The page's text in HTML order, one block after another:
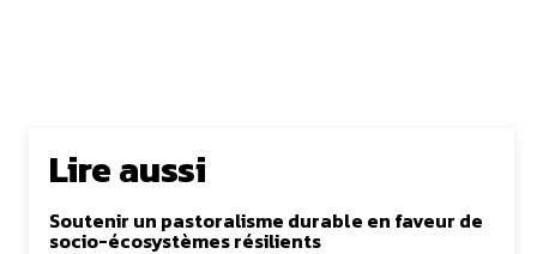
Lire aussi
Soutenir un pastoralisme durable en faveur de
socio-écosystèmes résilients